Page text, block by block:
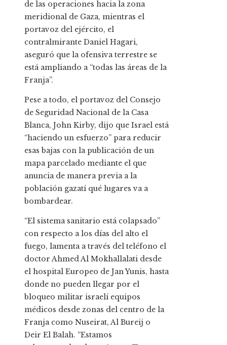
de las operaciones hacia la zona
meridional de Gaza, mientras el
portavoz del ejército, el
contralmirante Daniel Hagari,
aseguró que la ofensiva terrestre se
está ampliando a “todas las áreas de la
Franja”.
Pese a todo, el portavoz del Consejo
de Seguridad Nacional de la Casa
Blanca, John Kirby, dijo que Israel está
“haciendo un esfuerzo” para reducir
esas bajas con la publicación de un
mapa parcelado mediante el que
anuncia de manera previa a la
población gazatí qué lugares va a
bombardear.
“El sistema sanitario está colapsado”
con respecto a los días del alto el
fuego, lamenta a través del teléfono el
doctor Ahmed Al Mokhallalati desde
el hospital Europeo de Jan Yunis, hasta
donde no pueden llegar por el
bloqueo militar israelí equipos
médicos desde zonas del centro de la
Franja como Nuseirat, Al Bureij o
Deir El Balah. “Estamos